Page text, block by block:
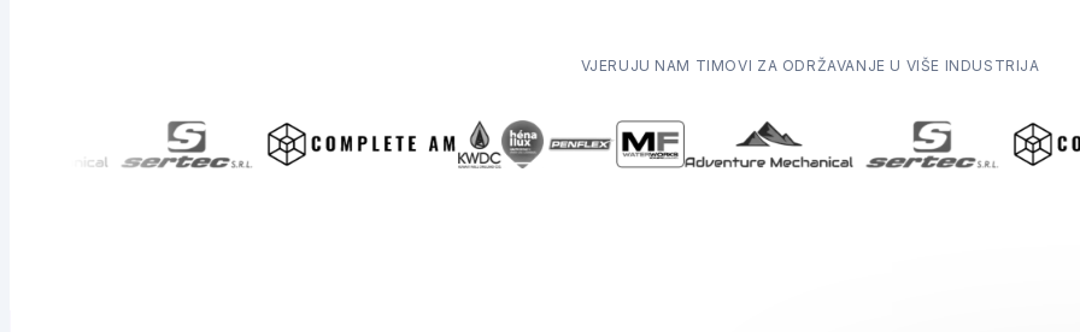
VJERUJU NAM TIMOVI ZA ODRŽAVANJE U VIŠE INDUSTRIJA